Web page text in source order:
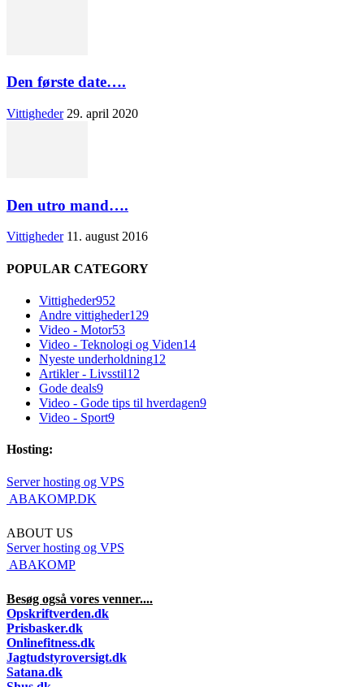
Den første date….
Vittigheder 29. april 2020
Den utro mand….
Vittigheder 11. august 2016
POPULAR CATEGORY
Vittigheder952
Andre vittigheder129
Video - Motor53
Video - Teknologi og Viden14
Nyeste underholdning12
Artikler - Livsstil12
Gode deals9
Video - Gode tips til hverdagen9
Video - Sport9
Hosting:
Server hosting og VPS
 ABAKOMP.DK
ABOUT US
Server hosting og VPS
 ABAKOMP
Besøg også vores venner....
Opskriftverden.dk
Prisbasker.dk
Onlinefitness.dk
Jagtudstyroversigt.dk
Satana.dk